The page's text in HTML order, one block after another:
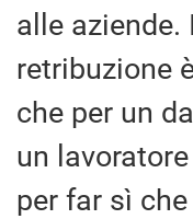
alle
retribuzione
che per un
un
per far sì